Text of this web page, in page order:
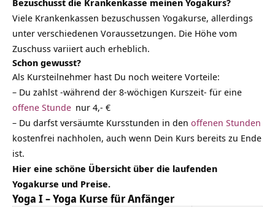
Bezuschusst die Krankenkasse meinen Yogakurs?
Viele Krankenkassen bezuschussen Yogakurse, allerdings
unter verschiedenen Voraussetzungen. Die Höhe vom
Zuschuss variiert auch erheblich.
Schon gewusst?
Als Kursteilnehmer hast Du noch weitere Vorteile:
– Du zahlst -während der 8-wöchigen Kurszeit- für eine
offene Stunde nur 4,- €
– Du darfst versäumte Kursstunden in den offenen Stunden
kostenfrei nachholen, auch wenn Dein Kurs bereits zu Ende
ist.
Hier eine schöne Übersicht über die laufenden
Yogakurse und Preise.
Yoga I – Yoga Kurse für Anfänger